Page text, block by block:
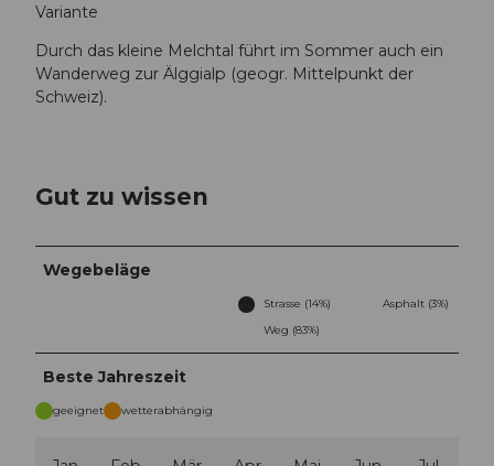
Variante
Durch das kleine Melchtal führt im Sommer auch ein
Wanderweg zur Älggialp (geogr. Mittelpunkt der
Schweiz).
Gut zu wissen
Wegebeläge
Strasse (14%)
Asphalt (3%)
Weg (83%)
Beste Jahreszeit
geeignet wetterabhängig